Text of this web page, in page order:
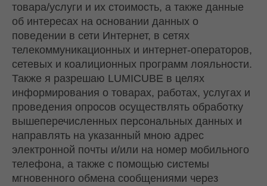
товара/услуги и их стоимость, а также данные
об интересах на основании данных о
поведении в сети Интернет, в сетях
телекоммуникационных и интернет-операторов,
сетевых и коалиционных программ лояльности.
Также я разрешаю LUMICUBE в целях
информирования о товарах, работах, услугах и
проведения опросов осуществлять обработку
вышеперечисленных персональных данных и
направлять на указанный мною адрес
электронной почты и/или на номер мобильного
телефона, а также с помощью системы
мгновенного обмена сообщениями через